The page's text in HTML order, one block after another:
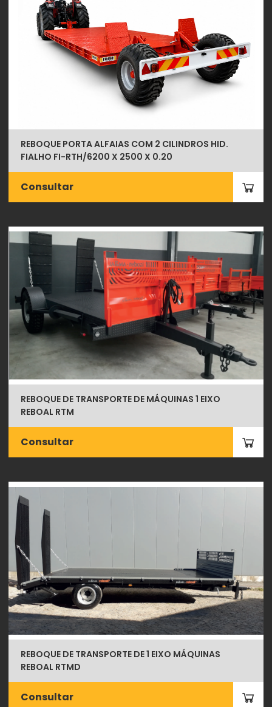
REBOQUE PORTA ALFAIAS COM 2 CILINDROS HID.
FIALHO FI-RTH/6200 X 2500 X 0.20
Consultar
REBOQUE DE TRANSPORTE DE MÁQUINAS 1 EIXO
REBOAL RTM
Consultar
REBOQUE DE TRANSPORTE DE 1 EIXO MÁQUINAS
REBOAL RTMD
Consultar